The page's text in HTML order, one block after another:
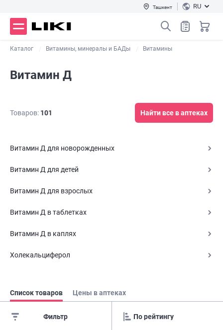
Ташкент RU
Каталог Витамины, минералы и БАДы Витамины
Витамин Д
Товаров: 101 Найти все в аптеках
Витамин Д для новорожденных
Витамин Д для детей
Витамин Д для взрослых
Витамин Д в таблетках
Витамин Д в каплях
Холекальциферол
Список товаров Цены в аптеках
Фильтр